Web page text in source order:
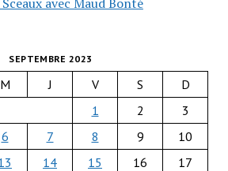
SEPTEMBRE 2023
M J V S
D
1
2
3
6 7 8 9
10
14 15 16
17